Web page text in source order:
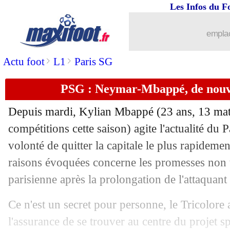
Actu foot> L1 > Paris SG
Les Infos du
PSG : Neymar-Mbappé, de
Depuis mardi, Kylian Mbappé (23 ans, 13
compétitions cette saison) agite l'actualité du
volonté de quitter la capitale le plus
raisons évoquées concerne les promesses
parisienne après la prolongation de
Ce n'est un secret pour personne, le
l'assurance de se trouver au centre du projet
Lyon: le jeu, Blanc annonce la
14/10 Barça: la piste Gaya se refroidit
14/10 OM: Payet se voit continuer après
14/10 Lyon: Guendouzi, le regret de
14/10 OM : Tudor, les mots forts de Payet
14/10 PSG: devant la presse, Galtier
: le Qatar, la ministre recadre Le